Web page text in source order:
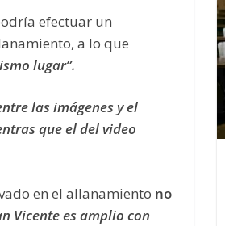
efectuar un
a lo que
lugar”.
las imágenes y el
que el del video
en el allanamiento no
Vicente es amplio con